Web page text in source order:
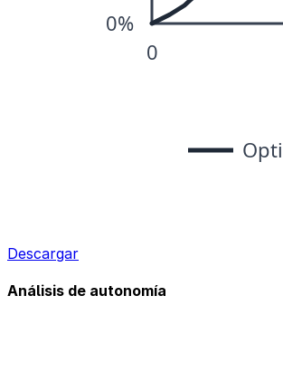
Descargar
Análisis de autonomía